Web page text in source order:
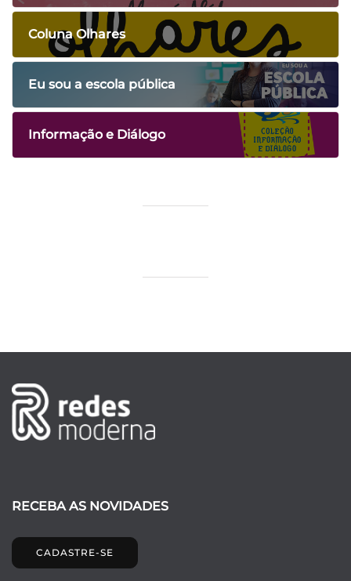
Coluna Olhares
Eu sou a escola pública
Informação e Diálogo
RECEBA AS NOVIDADES
CADASTRE-SE